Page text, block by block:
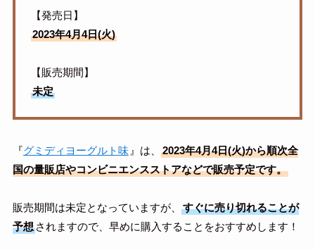
【発売日】
2023年4月4日(火)
【販売期間】
未定
『グミディヨーグルト味 』は、
2023年4月4日(火)から順次全
国の量販店やコンビニエンスストアなどで販売予定です。
販売期間は未定となっていますが、
すぐに売り切れることが
予想されますので、早めに購入することをおすすめします！